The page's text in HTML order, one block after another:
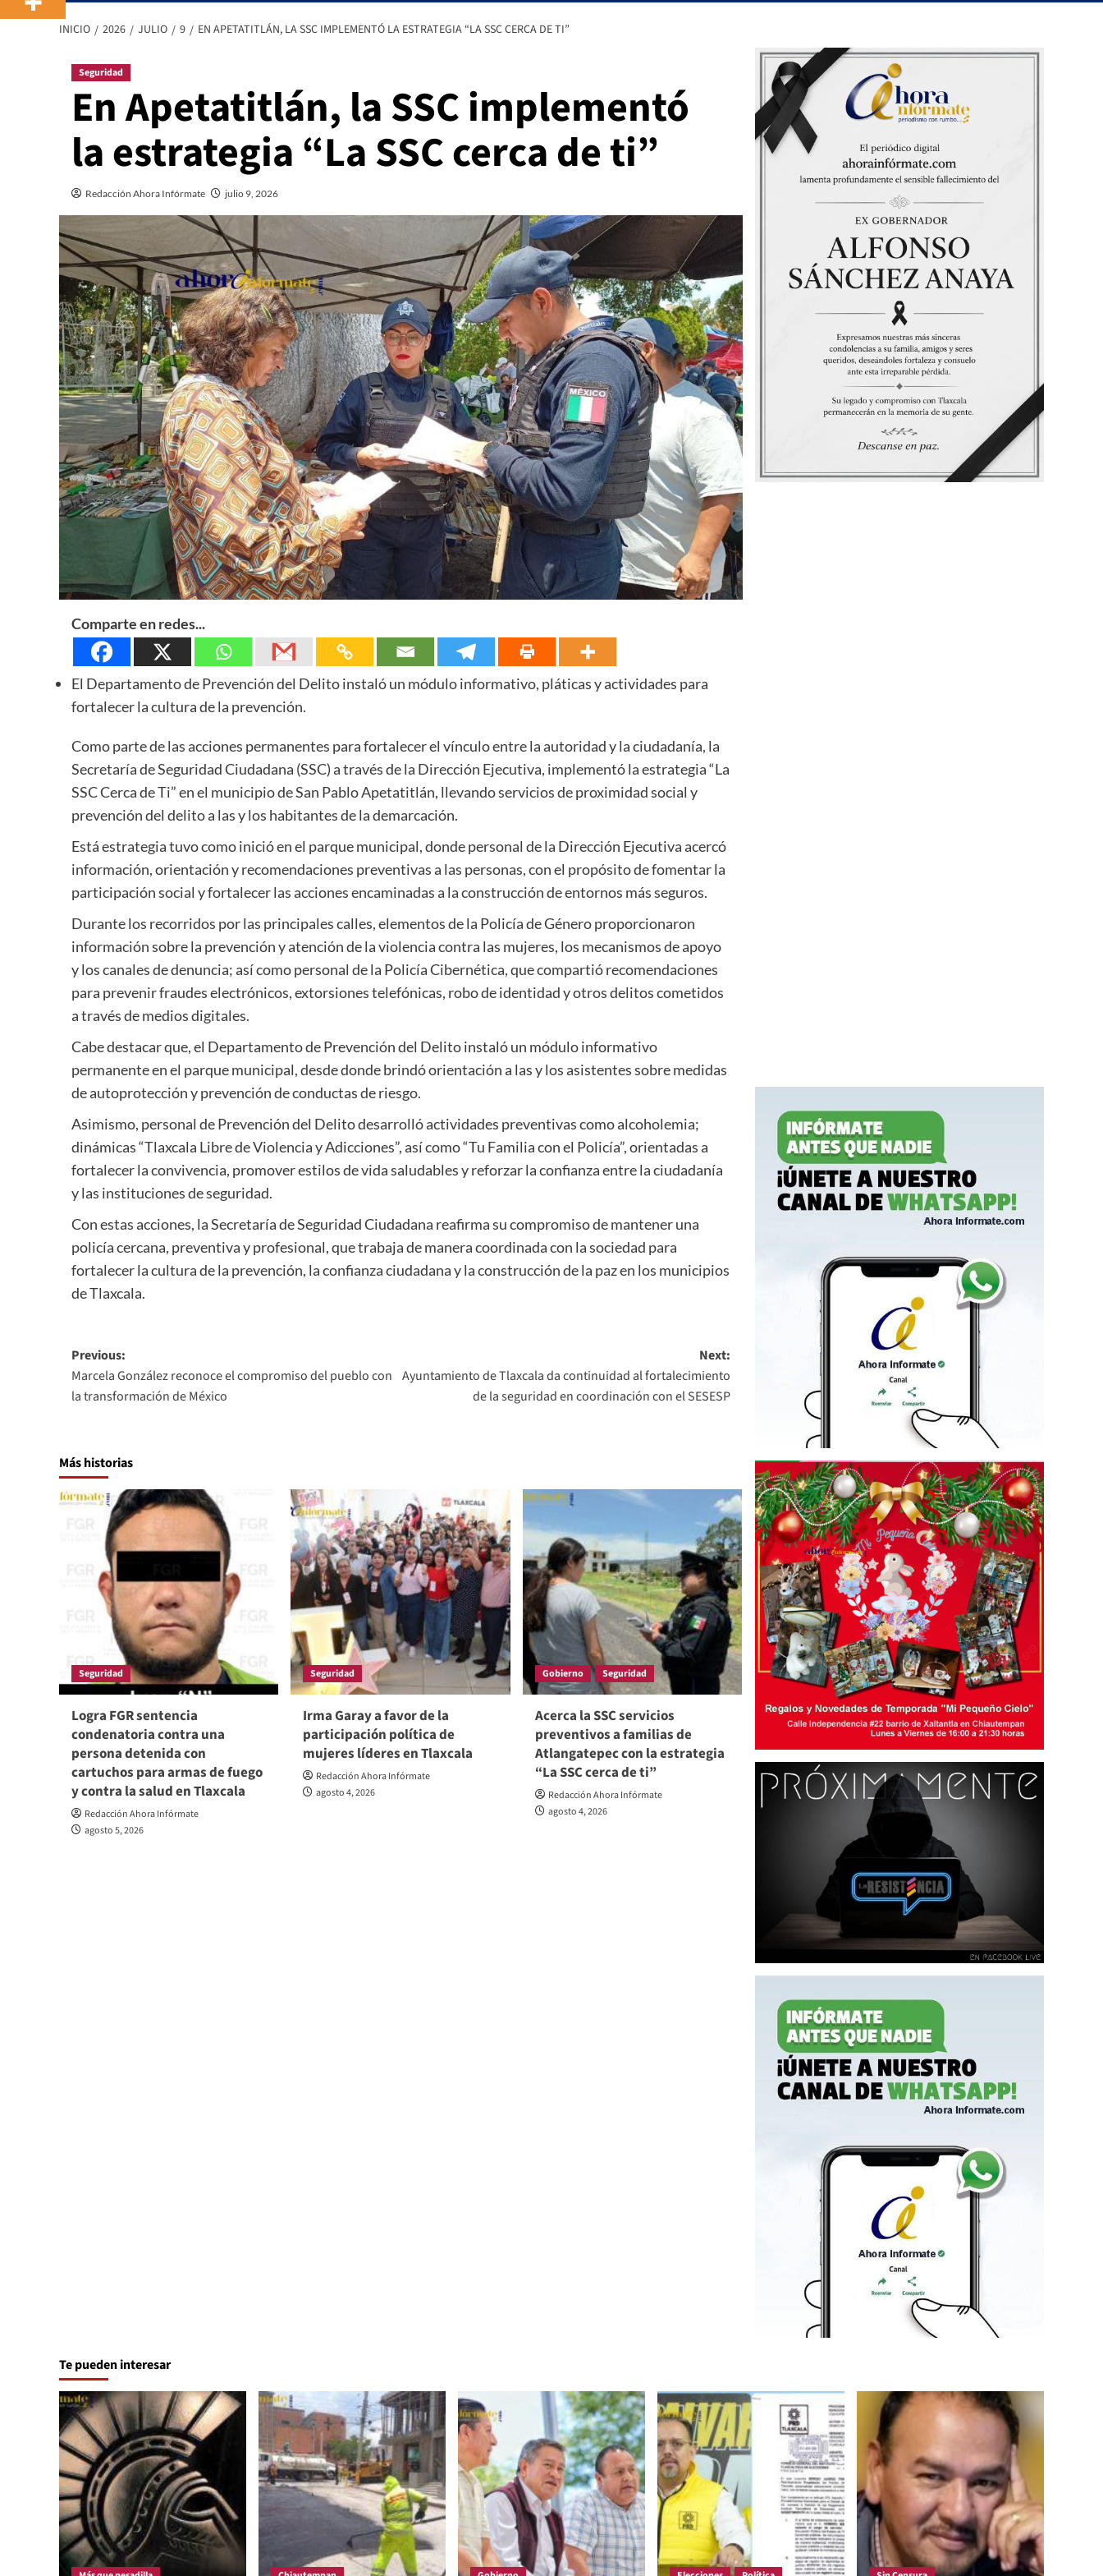
INICIO 2026 JULIO 9 EN APETATITLÁN, LA SSC IMPLEMENTÓ LA ESTRATEGIA “LA SSC CERCA DE TI”
Seguridad
En Apetatitlán, la SSC implementó
la estrategia “La SSC cerca de ti”
Redacción Ahora Infórmate julio 9, 2026
Comparte en redes...
El Departamento de Prevención del Delito instaló un módulo informativo, pláticas y actividades para
fortalecer la cultura de la prevención.
Como parte de las acciones permanentes para fortalecer el vínculo entre la autoridad y la ciudadanía, la
Secretaría de Seguridad Ciudadana (SSC) a través de la Dirección Ejecutiva, implementó la estrategia “La
SSC Cerca de Ti” en el municipio de San Pablo Apetatitlán, llevando servicios de proximidad social y
prevención del delito a las y los habitantes de la demarcación.
Está estrategia tuvo como inició en el parque municipal, donde personal de la Dirección Ejecutiva acercó
información, orientación y recomendaciones preventivas a las personas, con el propósito de fomentar la
participación social y fortalecer las acciones encaminadas a la construcción de entornos más seguros.
Durante los recorridos por las principales calles, elementos de la Policía de Género proporcionaron
información sobre la prevención y atención de la violencia contra las mujeres, los mecanismos de apoyo
y los canales de denuncia; así como personal de la Policía Cibernética, que compartió recomendaciones
para prevenir fraudes electrónicos, extorsiones telefónicas, robo de identidad y otros delitos cometidos
a través de medios digitales.
Cabe destacar que, el Departamento de Prevención del Delito instaló un módulo informativo
permanente en el parque municipal, desde donde brindó orientación a las y los asistentes sobre medidas
de autoprotección y prevención de conductas de riesgo.
Asimismo, personal de Prevención del Delito desarrolló actividades preventivas como alcoholemia;
dinámicas “Tlaxcala Libre de Violencia y Adicciones”, así como “Tu Familia con el Policía”, orientadas a
fortalecer la convivencia, promover estilos de vida saludables y reforzar la confianza entre la ciudadanía
y las instituciones de seguridad.
Con estas acciones, la Secretaría de Seguridad Ciudadana reafirma su compromiso de mantener una
policía cercana, preventiva y profesional, que trabaja de manera coordinada con la sociedad para
fortalecer la cultura de la prevención, la confianza ciudadana y la construcción de la paz en los municipios
de Tlaxcala.
Post
navigation
Previous:
Marcela González reconoce el compromiso del pueblo con
la transformación de México
Next:
Ayuntamiento de Tlaxcala da continuidad al fortalecimiento
de la seguridad en coordinación con el SESESP
Más historias
Seguridad
Logra FGR sentencia
condenatoria contra una
persona detenida con
cartuchos para armas de fuego
y contra la salud en Tlaxcala
Redacción Ahora Infórmate
agosto 5, 2026
Seguridad
Irma Garay a favor de la
participación política de
mujeres líderes en Tlaxcala
Redacción Ahora Infórmate
agosto 4, 2026
Gobierno Seguridad
Acerca la SSC servicios
preventivos a familias de
Atlangatepec con la estrategia
“La SSC cerca de ti”
Redacción Ahora Infórmate
agosto 4, 2026
Te pueden interesar